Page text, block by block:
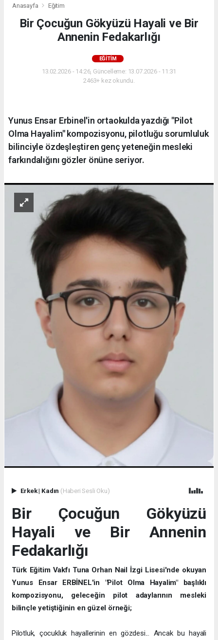
Anasayfa Eğitim
Bir Çocuğun Gökyüzü Hayali ve Bir
Annenin Fedakarlığı
EĞITIM
13.02.2026 - 14:26, Güncelleme: 13.07.2026 - 11:31
2463+ kez okundu.
Yunus Ensar Erbinel'in ortaokulda yazdığı "Pilot
Olma Hayalim" kompozisyonu, pilotluğu sorumluluk
bilinciyle özdeşleştiren genç yeteneğin mesleki
farkındalığını gözler önüne seriyor.
Erkek| Kadın (Haberi Sesli Oku)
Bir Çocuğun Gökyüzü
Hayali ve Bir Annenin
Fedakarlığı
Türk Eğitim Vakfı Tuna Orhan Nail İzgi Lisesi'nde okuyan
Yunus Ensar ERBİNEL'in "Pilot Olma Hayalim" başlıklı
kompozisyonu, geleceğin pilot adaylarının mesleki
bilinçle yetiştiğinin en güzel örneği;
Pilotluk, çocukluk hayallerinin en gözdesi... Ancak bu hayali